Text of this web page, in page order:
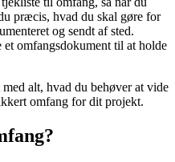
præcis, hvad du skal gøre for
og sendt af sted.
omfangsdokument til at holde
alt, hvad du behøver at vide
omfang for dit projekt.